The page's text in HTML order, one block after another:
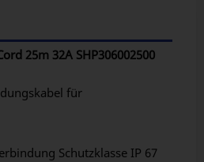
25m 32A SHP306002500
für
Schutzklasse IP 67